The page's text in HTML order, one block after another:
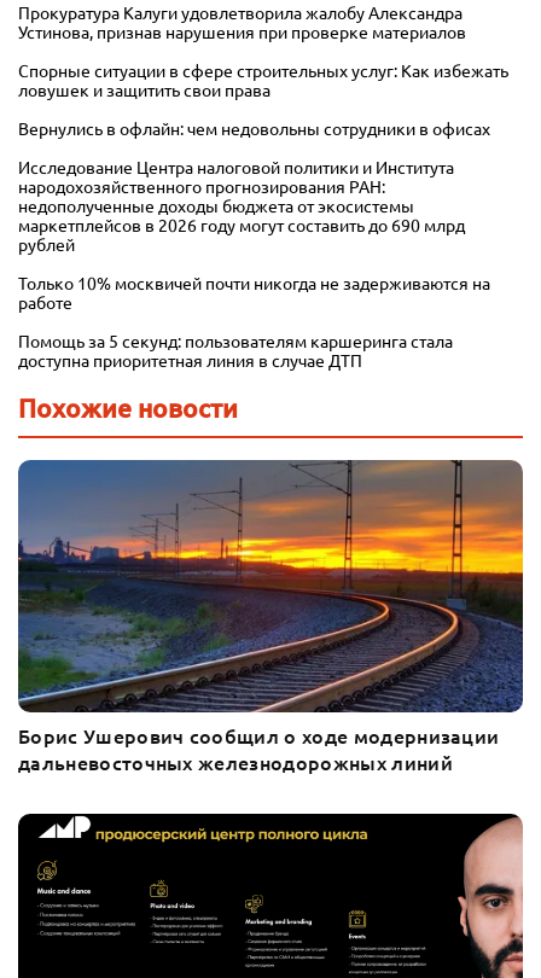
Прокуратура Калуги удовлетворила жалобу Александра
Устинова, признав нарушения при проверке материалов
Спорные ситуации в сфере строительных услуг: Как избежать
ловушек и защитить свои права
Вернулись в офлайн: чем недовольны сотрудники в офисах
Исследование Центра налоговой политики и Института
народохозяйственного прогнозирования РАН:
недополученные доходы бюджета от экосистемы
маркетплейсов в 2026 году могут составить до 690 млрд
рублей
Только 10% москвичей почти никогда не задерживаются на
работе
Помощь за 5 секунд: пользователям каршеринга стала
доступна приоритетная линия в случае ДТП
Похожие новости
Борис Ушерович сообщил о ходе модернизации
дальневосточных железнодорожных линий